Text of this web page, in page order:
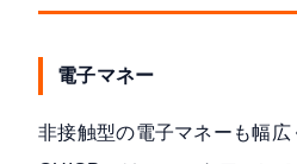
電子マネー
非接触型の電子マネーも幅